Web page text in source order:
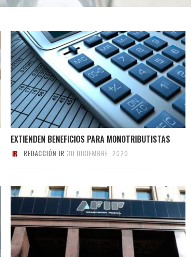
EXTIENDEN BENEFICIOS PARA MONOTRIBUTISTAS
REDACCIÓN IR 30 DICIEMBRE, 2020